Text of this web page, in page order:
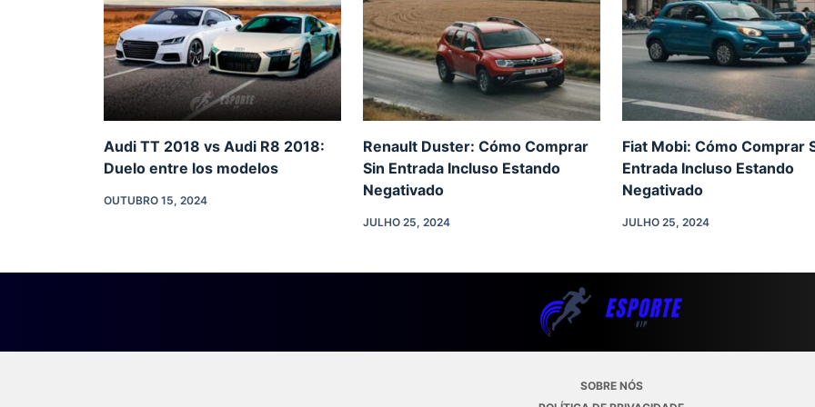
Audi TT 2018 vs Audi R8 2018:
Duelo entre los modelos
OUTUBRO 15, 2024
Renault Duster: Cómo Comprar
Sin Entrada Incluso Estando
Negativado
JULHO 25, 2024
Fiat Mobi: Cómo Comprar
Entrada Incluso Estando
Negativado
JULHO 25, 2024
SOBRE NÓS